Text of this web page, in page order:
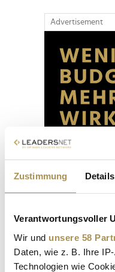
Zustimmung Details
Verantwortungsvoller
Wir und unsere 58
Daten, wie z. B. Ihre
Technologien wie
Advertisement